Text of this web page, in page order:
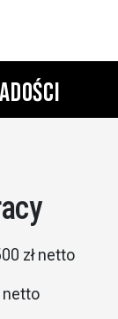
zł netto
netto